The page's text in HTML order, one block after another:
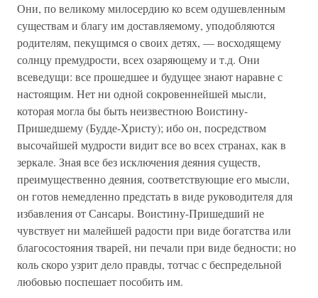
Они, по великому милосердию ко всем одушевленным
существам и благу им доставляемому, уподобляются
родителям, пекущимся о своих детях, — восходящему
солнцу премудрости, всех озаряющему и т.д. Они
всеведущи: все прошедшее и будущее знают наравне с
настоящим. Нет ни одной сокровеннейшей мысли,
которая могла бы быть неизвестною Воистину-
Пришедшему (Будде-Христу); ибо он, посредством
высочайшей мудрости видит все во всех странах, как в
зеркале. Зная все без исключения деяния существ,
преимущественно деяния, соответствующие его мысли,
он готов немедленно предстать в виде руководителя для
избавления от Сансары. Воистину-Пришедший не
чувствует ни малейшей радости при виде богатства или
благосостояния тварей, ни печали при виде бедности; но
коль скоро узрит дело правды, тотчас с беспредельной
любовью поспешает пособить им.